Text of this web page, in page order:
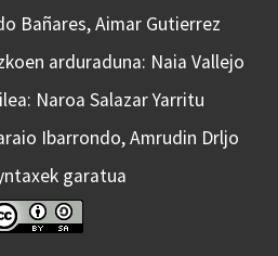
Bañares, Aimar Gutierrez
arduraduna: Naia Vallejo
Naroa Salazar Yarritu
Ibarrondo, Amrudin Drljo
garatua